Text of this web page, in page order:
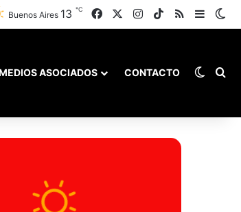
Buenos Aires 13 ℃ Facebook Instagram
TikTok
RSS Barra
ASOCIADOS CONTACTO